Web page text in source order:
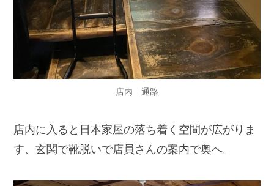
店内 通路
店内に入ると日本家屋の落ち着く空間が広がりま
す、玄関で靴脱いで店員さんの案内で奥へ。